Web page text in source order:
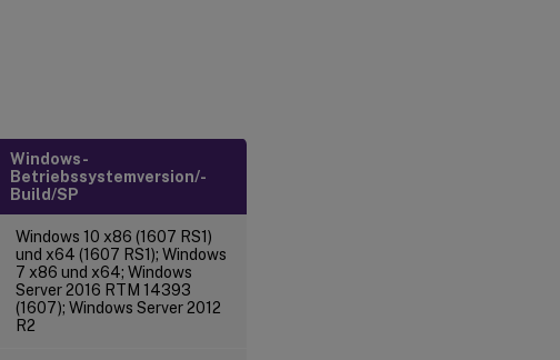
Windows-
Betriebssystemversion/-
Build/SP
Windows 10 x86 (1607 RS1)
und x64 (1607 RS1); Windows
7 x86 und x64; Windows
Server 2016 RTM 14393
(1607); Windows Server 2012
R2